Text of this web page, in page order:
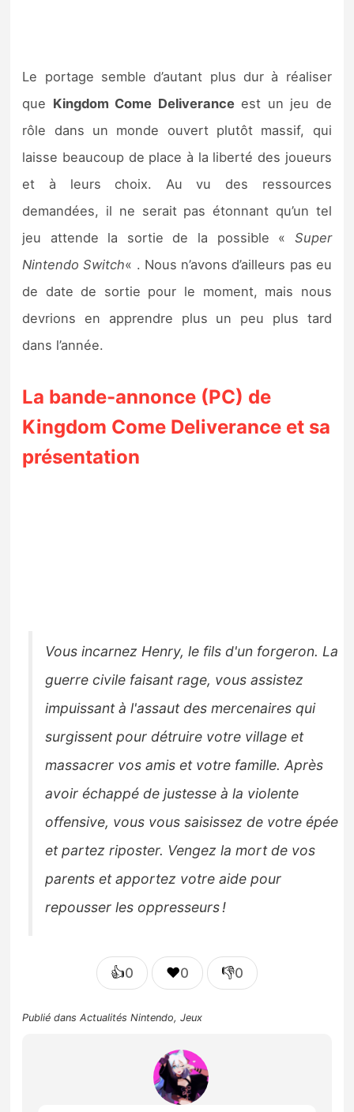
Le portage semble d’autant plus dur à réaliser
que Kingdom Come Deliveranceest un jeu de
rôle dans un monde ouvert plutôt massif, qui
laisse beaucoup de place à la liberté des joueurs
et à leurs choix. Au vu des ressources
demandées, il ne serait pas étonnant qu’un tel
jeu attende la sortie de la possible « Super
Nintendo Switch« . Nous n’avons d’ailleurs pas eu
de date de sortie pour le moment, mais nous
devrions en apprendre plus un peu plus tard
dans l’année.
La bande-annonce (PC) de
Kingdom Come Deliverance et sa
présentation
Vous incarnez Henry, le fils d'un forgeron. La
guerre civile faisant rage, vous assistez
impuissant à l'assaut des mercenaires qui
surgissent pour détruire votre village et
massacrer vos amis et votre famille. Après
avoir échappé de justesse à la violente
offensive, vous vous saisissez de votre épée
et partez riposter. Vengez la mort de vos
parents et apportez votre aide pour
repousser les oppresseurs !
👍0 ❤️0 👎0
Publié dansActualités Nintendo,Jeux